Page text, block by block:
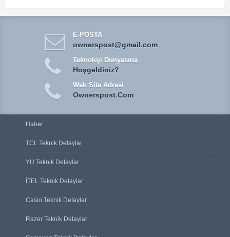
E-POSTA
ownerspost@gmail.com
Teknoloji Dunyasına
Hoşgeldiniz?
Web Site Adresi
Ownerspost.Com
Haber
TCL Teknik Detaylar
YU Teknik Detaylar
İTEL Teknik Detaylar
Casio Teknik Detaylar
Razer Teknik Detaylar